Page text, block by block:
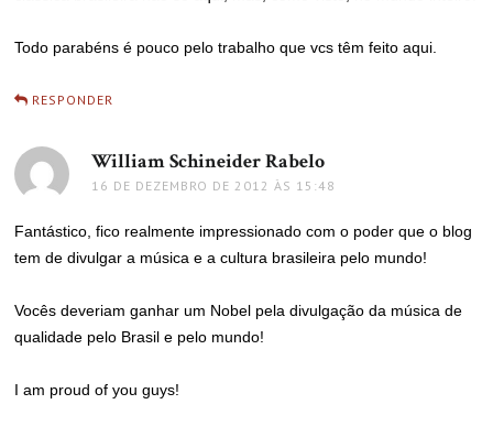
Todo parabéns é pouco pelo trabalho que vcs têm feito aqui.
RESPONDER
William Schineider Rabelo
16 DE DEZEMBRO DE 2012 ÀS 15:48
Fantástico, fico realmente impressionado com o poder que o blog
tem de divulgar a música e a cultura brasileira pelo mundo!
Vocês deveriam ganhar um Nobel pela divulgação da música de
qualidade pelo Brasil e pelo mundo!
I am proud of you guys!